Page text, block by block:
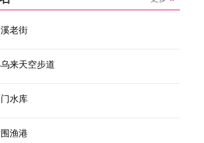
老街
来天空步道
水库
渔港